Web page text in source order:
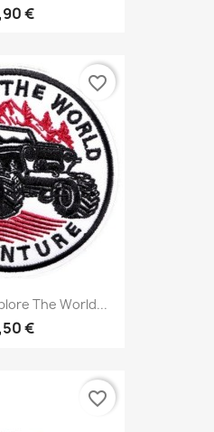
€
The World...
€
favorite_border
favorite_border